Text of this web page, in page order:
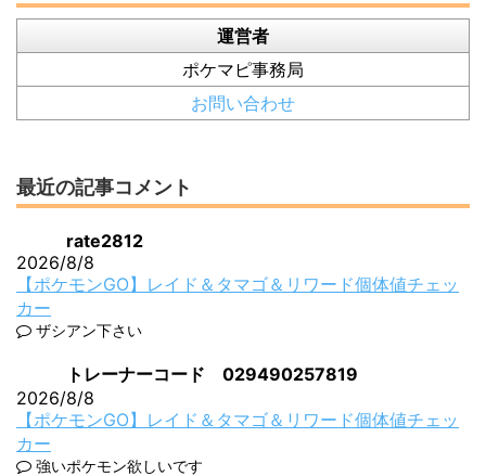
運営者
ポケマピ事務局
お問い合わせ
最近の記事コメント
rate2812
2026/8/8
【ポケモンGO】レイド＆タマゴ＆リワード個体値チェッ
カー
ザシアン下さい
トレーナーコード 029490257819
2026/8/8
【ポケモンGO】レイド＆タマゴ＆リワード個体値チェッ
カー
強いポケモン欲しいです